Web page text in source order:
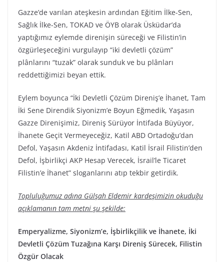
Gazze’de varılan ateşkesin ardından Eğitim İlke-Sen,
Sağlık İlke-Sen, TOKAD ve ÖYB olarak Üsküdar’da
yaptığımız eylemde direnişin süreceği ve Filistin’in
özgürleşeceğini vurgulayıp “iki devletli çözüm”
plânlarını “tuzak” olarak sunduk ve bu plânları
reddettiğimizi beyan ettik.
Eylem boyunca “İki Devletli Çözüm Direniş’e İhanet, Tam
İki Sene Direndik Siyonizm’e Boyun Eğmedik, Yaşasın
Gazze Direnişimiz, Direniş Sürüyor İntifada Büyüyor,
İhanete Geçit Vermeyeceğiz, Katil ABD Ortadoğu’dan
Defol, Yaşasın Akdeniz İntifadası, Katil İsrail Filistin’den
Defol, İşbirlikçi AKP Hesap Verecek, İsrail’le Ticaret
Filistin’e İhanet” sloganlarını atıp tekbir getirdik.
Topluluğumuz adına Gülşah Eldemir kardeşimizin okuduğu
açıklamanın tam metni şu şekilde:
Emperyalizme, Siyonizm’e, İşbirlikçilik ve İhanete, İki
Devletli Çözüm Tuzağına Karşı Direniş Sürecek, Filistin
Özgür Olacak